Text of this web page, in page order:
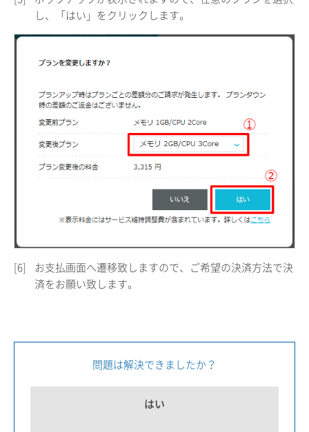
し、「はい」をクリックします。
[6]
お支払画面へ遷移致しますので、ご希望の決済方法で決
済をお願い致します。
問題は解決できましたか？
はい